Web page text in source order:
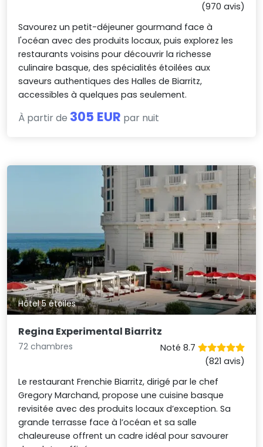
(970 avis)
Savourez un petit-déjeuner gourmand face à
l'océan avec des produits locaux, puis explorez les
restaurants voisins pour découvrir la richesse
culinaire basque, des spécialités étoilées aux
saveurs authentiques des Halles de Biarritz,
accessibles à quelques pas seulement.
À partir de 305 EUR par nuit
Hôtel 5 étoiles
Regina Experimental Biarritz
72 chambres
Noté 8.7
(821 avis)
Le restaurant Frenchie Biarritz, dirigé par le chef
Gregory Marchand, propose une cuisine basque
revisitée avec des produits locaux d’exception. Sa
grande terrasse face à l’océan et sa salle
chaleureuse offrent un cadre idéal pour savourer